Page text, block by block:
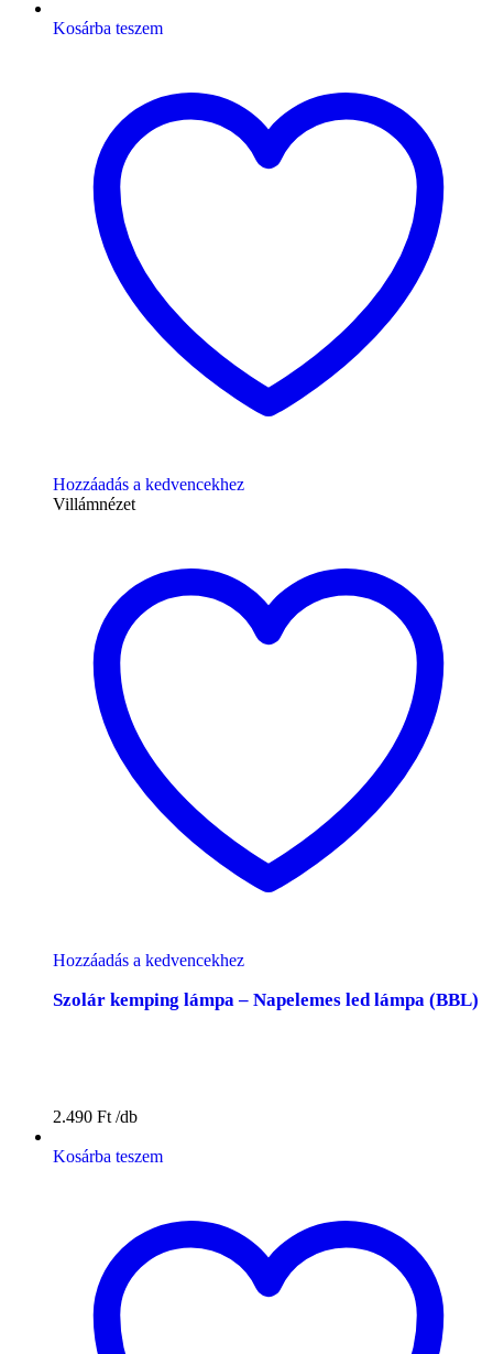
Kosárba teszem
Hozzáadás a kedvencekhez
Villámnézet
Hozzáadás a kedvencekhez
Szolár kemping lámpa – Napelemes led lámpa (BBL)
2.490 Ft
Kosárba teszem